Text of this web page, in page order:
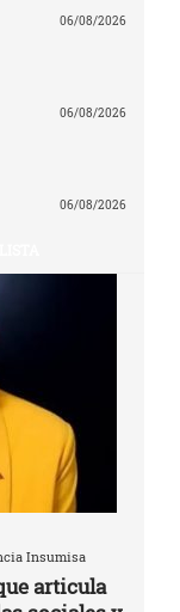
06/08/2026
06/08/2026
06/08/2026
Insumisa
articula